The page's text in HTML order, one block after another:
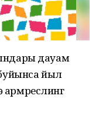
дауам
йыл
армреслинг